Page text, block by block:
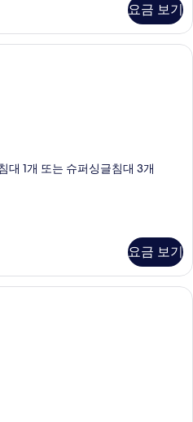
요금 보기
디럭스 트리플룸, 정원 전망 | 미니바,
대 1개 또는 슈퍼싱글침대 3개
요금 보기